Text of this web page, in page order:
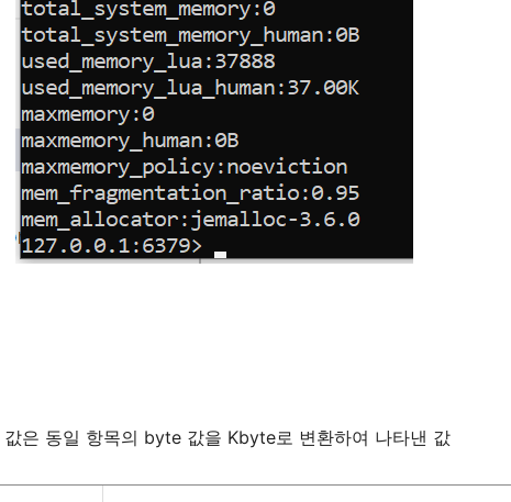
값은 동일 항목의 byte 값을 Kbyte로 변환하여 나타낸 값